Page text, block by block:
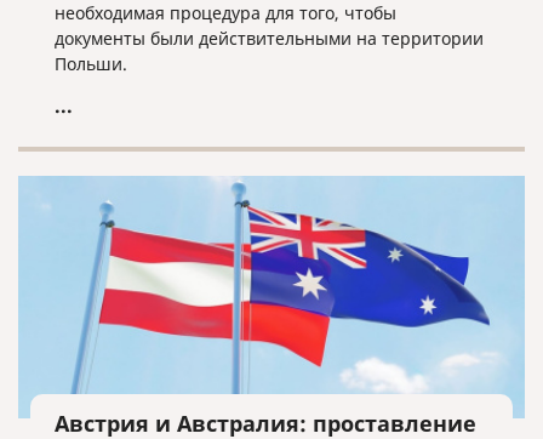
необходимая процедура для того, чтобы
документы были действительными на территории
Польши.
...
Австрия и Австралия: проставление